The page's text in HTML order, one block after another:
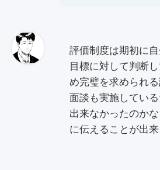
評価制度は期初に
目標に対して判断
め完璧を求められる
面談も実施してい
出来なかったのか
に伝えることが出来